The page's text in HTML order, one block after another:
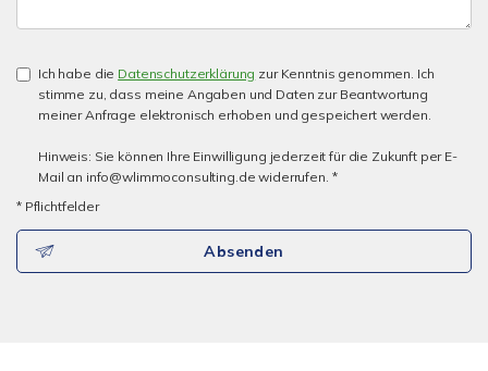
Ich habe die Datenschutzerklärung zur Kenntnis genommen. Ich
stimme zu, dass meine Angaben und Daten zur Beantwortung
meiner Anfrage elektronisch erhoben und gespeichert werden.
Hinweis: Sie können Ihre Einwilligung jederzeit für die Zukunft per E-
Mail an info@wlimmoconsulting.de widerrufen. *
* Pflichtfelder
Absenden